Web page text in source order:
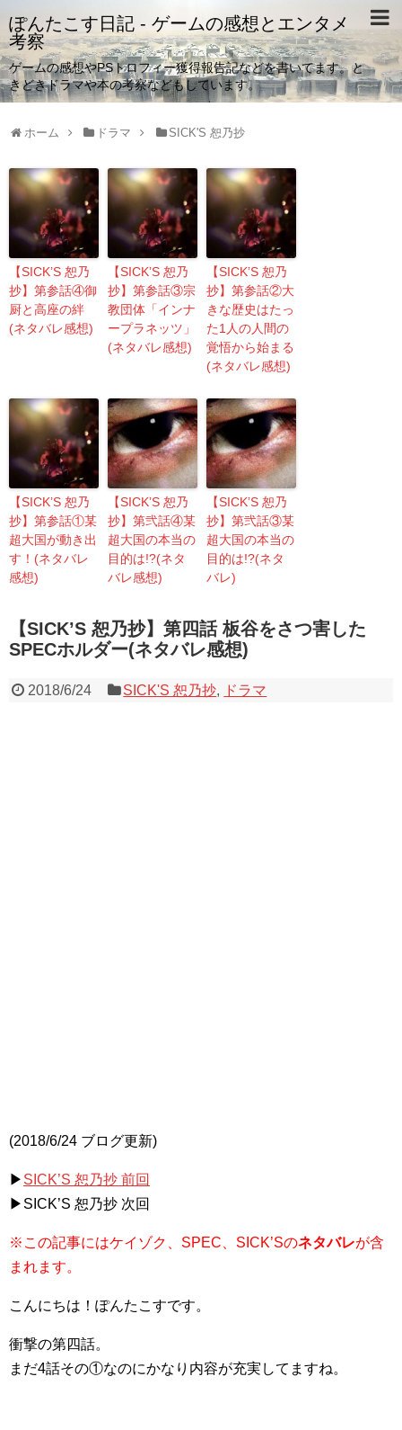
ぽんたこす日記 - ゲームの感想とエンタメ
考察
ゲームの感想やPSトロフィー獲得報告記などを書いてます。と
きどきドラマや本の考察などもしています。
ホーム ドラマ SICK'S 恕乃抄
【SICK’S 恕乃
抄】第参話④御
厨と高座の絆
(ネタバレ感想)
【SICK’S 恕乃
抄】第参話③宗
教団体「インナ
ープラネッツ」
(ネタバレ感想)
【SICK’S 恕乃
抄】第参話②大
きな歴史はたっ
た1人の人間の
覚悟から始まる
(ネタバレ感想)
【SICK’S 恕乃
抄】第参話①某
超大国が動き出
す！(ネタバレ
感想)
【SICK’S 恕乃
抄】第弐話④某
超大国の本当の
目的は!?(ネタ
バレ感想)
【SICK’S 恕乃
抄】第弐話③某
超大国の本当の
目的は!?(ネタ
バレ)
【SICK’S 恕乃抄】第四話 板谷をさつ害した
SPECホルダー(ネタバレ感想)
2018/6/24 SICK'S 恕乃抄, ドラマ
(2018/6/24 ブログ更新)
▶ SICK’S 恕乃抄 前回
▶SICK’S 恕乃抄 次回
※この記事にはケイゾク、SPEC、SICK’Sのネタバレが含
まれます。
こんにちは！ぽんたこすです。
衝撃の第四話。
まだ4話その①なのにかなり内容が充実してますね。